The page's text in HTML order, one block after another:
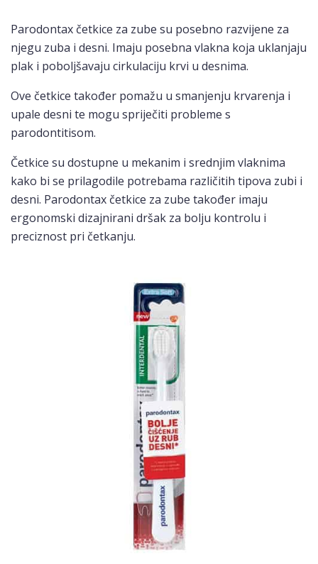
Parodontax četkice za zube su posebno razvijene za
njegu zuba i desni. Imaju posebna vlakna koja uklanjaju
plak i poboljšavaju cirkulaciju krvi u desnima.
Ove četkice također pomažu u smanjenju krvarenja i
upale desni te mogu spriječiti probleme s
parodontitisom.
Četkice su dostupne u mekanim i srednjim vlaknima
kako bi se prilagodile potrebama različitih tipova zubi i
desni. Parodontax četkice za zube također imaju
ergonomski dizajnirani dršak za bolju kontrolu i
preciznost pri četkanju.